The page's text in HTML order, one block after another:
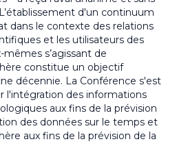
d'un continuum
dans le contexte des relations
et les utilisateurs des
s’agissant de
constitue un objectif
décennie. La Conférence s'est
l'intégration des informations
aux fins de la prévision
des données sur le temps et
aux fins de la prévision de la